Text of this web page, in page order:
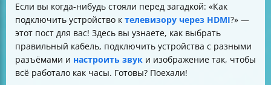
телевизор через HDMI
Как настроить разрешение экрана на телевизоре
при подключении компьютера
Когда понадобится подключать аудиокабель
отдельно
Советы для успешного подключения через HDMI
Если вы когда-нибудь стояли перед загадкой: «Как
подключить устройство к телевизору через HDMI?» —
этот пост для вас! Здесь вы узнаете, как выбрать
правильный кабель, подключить устройства с разными
разъёмами и настроить звук и изображение так, чтобы
всё работало как часы. Готовы? Поехали!